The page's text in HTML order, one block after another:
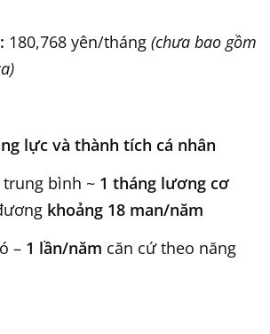
180,768 yên/tháng (chưa bao gồm
lực và thành tích cá nhân
bình ~ 1 tháng lương cơ
khoảng 18 man/năm
– 1 lần/năm căn cứ theo năng